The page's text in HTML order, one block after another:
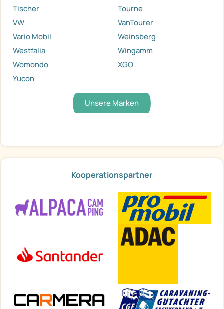
Tischer
Tourne
VW
VanTourer
Vario Mobil
Weinsberg
Westfalia
Wingamm
Womondo
XGO
Yucon
Unsere Marken
Kooperationspartner